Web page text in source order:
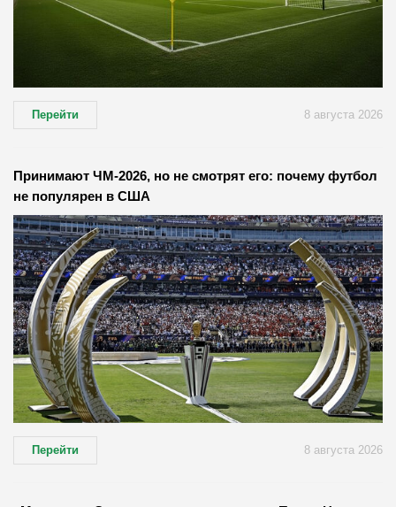
Перейти 8 августа 2026
Принимают ЧМ-2026, но не смотрят его: почему футбол
не популярен в США
Перейти 8 августа 2026